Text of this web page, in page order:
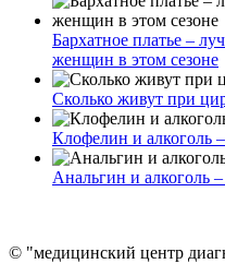
Бархатное платье –
женщин в этом сезоне
Сколько живут при
Клофелин и алкоголь
Анальгин и алкоголь
© "медицинский центр